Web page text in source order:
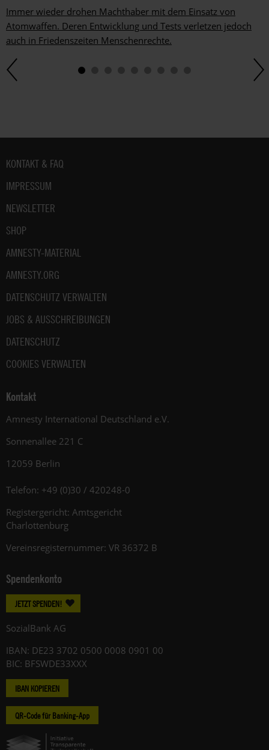
Immer wieder drohen Machthaber mit dem Einsatz von
Atomwaffen. Deren Entwicklung und Tests verletzen jedoch
auch in Friedenszeiten Menschenrechte.
Fußbereich
KONTAKT & FAQ
IMPRESSUM
NEWSLETTER
SHOP
AMNESTY-MATERIAL
AMNESTY.ORG
DATENSCHUTZ VERWALTEN
JOBS & AUSSCHREIBUNGEN
DATENSCHUTZ
COOKIES VERWALTEN
Kontakt
Amnesty International Deutschland e.V.
Sonnenallee 221 C
12059 Berlin
Telefon: +49 (0)30 / 420248-0
Registergericht: Amtsgericht
Charlottenburg
Vereinsregisternummer: VR 36372 B
Spendenkonto
JETZT SPENDEN!
SozialBank AG
IBAN: DE23 3702 0500 0008 0901 00
BIC: BFSWDE33XXX
IBAN KOPIEREN
QR-Code für Banking-App